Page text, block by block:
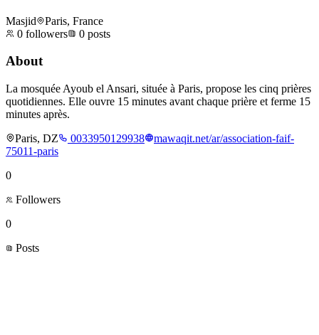
Masjid
Paris, France
0 followers 0 posts
About
La mosquée Ayoub el Ansari, située à Paris, propose les cinq prières
quotidiennes. Elle ouvre 15 minutes avant chaque prière et ferme 15
minutes après.
Paris, DZ
0033950129938
mawaqit.net/ar/association-faif-
75011-paris
0
Followers
0
Posts